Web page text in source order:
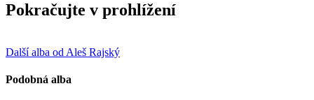
Pokračujte v prohlížení
Další alba od Aleš Rajský
Podobná alba